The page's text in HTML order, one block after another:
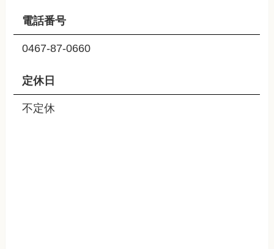
電話番号
0467-87-0660
定休日
不定休